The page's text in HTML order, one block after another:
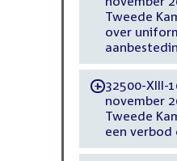
Tweede
over
-32500-XIII-
november
Tweede
een verbod